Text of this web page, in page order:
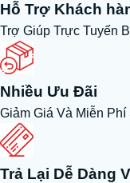
Hỗ Trợ Khách
Trợ Giúp Trực Tuyến
Nhiều Ưu Đãi
Giảm Giá Và Miễn
Trả Lại Dễ Dàng